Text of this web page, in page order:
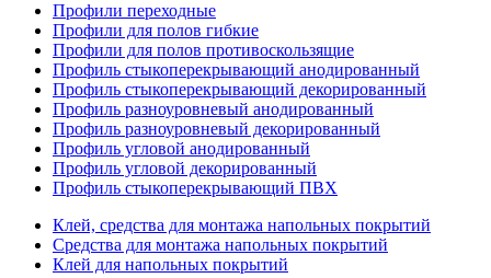
Профили переходные
Профили для полов гибкие
Профили для полов противоскользящие
Профиль стыкоперекрывающий анодированный
Профиль стыкоперекрывающий декорированный
Профиль разноуровневый анодированный
Профиль разноуровневый декорированный
Профиль угловой анодированный
Профиль угловой декорированный
Профиль стыкоперекрывающий ПВХ
Клей, средства для монтажа напольных покрытий
Средства для монтажа напольных покрытий
Клей для напольных покрытий